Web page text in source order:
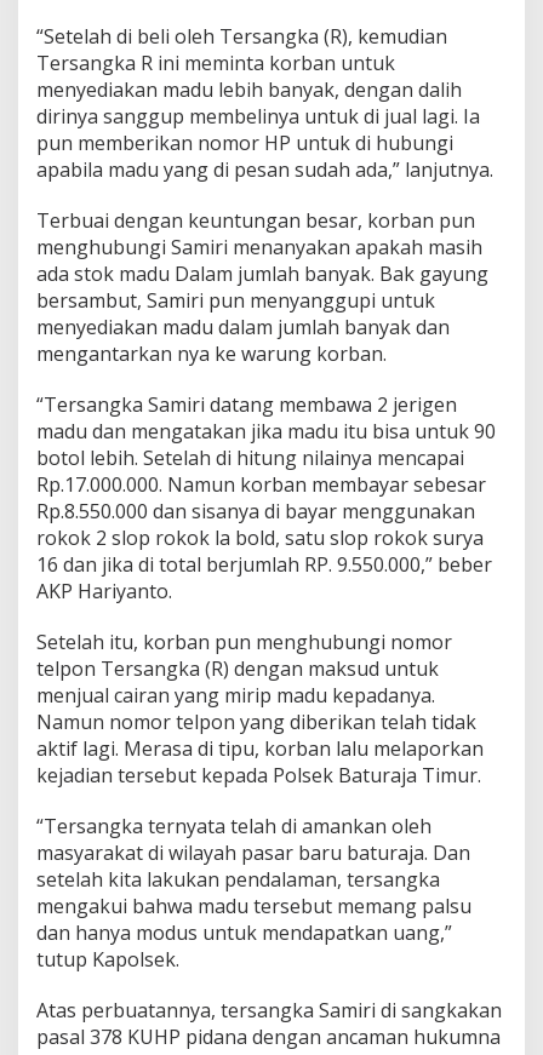
“Setelah di beli oleh Tersangka (R), kemudian
Tersangka R ini meminta korban untuk
menyediakan madu lebih banyak, dengan dalih
dirinya sanggup membelinya untuk di jual lagi. Ia
pun memberikan nomor HP untuk di hubungi
apabila madu yang di pesan sudah ada,” lanjutnya.
Terbuai dengan keuntungan besar, korban pun
menghubungi Samiri menanyakan apakah masih
ada stok madu Dalam jumlah banyak. Bak gayung
bersambut, Samiri pun menyanggupi untuk
menyediakan madu dalam jumlah banyak dan
mengantarkan nya ke warung korban.
“Tersangka Samiri datang membawa 2 jerigen
madu dan mengatakan jika madu itu bisa untuk 90
botol lebih. Setelah di hitung nilainya mencapai
Rp.17.000.000. Namun korban membayar sebesar
Rp.8.550.000 dan sisanya di bayar menggunakan
rokok 2 slop rokok la bold, satu slop rokok surya
16 dan jika di total berjumlah RP. 9.550.000,” beber
AKP Hariyanto.
Setelah itu, korban pun menghubungi nomor
telpon Tersangka (R) dengan maksud untuk
menjual cairan yang mirip madu kepadanya.
Namun nomor telpon yang diberikan telah tidak
aktif lagi. Merasa di tipu, korban lalu melaporkan
kejadian tersebut kepada Polsek Baturaja Timur.
“Tersangka ternyata telah di amankan oleh
masyarakat di wilayah pasar baru baturaja. Dan
setelah kita lakukan pendalaman, tersangka
mengakui bahwa madu tersebut memang palsu
dan hanya modus untuk mendapatkan uang,”
tutup Kapolsek.
Atas perbuatannya, tersangka Samiri di sangkakan
pasal 378 KUHP pidana dengan ancaman hukumna